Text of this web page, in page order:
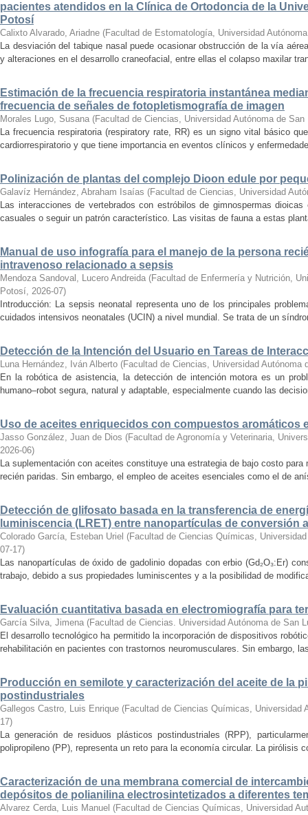
pacientes atendidos en la Clínica de Ortodoncia de la
Potosí
Calixto Alvarado, Ariadne (Facultad de Estomatología, Universidad
La desviación del tabique nasal puede ocasionar obstrucción de la vía
y alteraciones en el desarrollo craneofacial, entre ellas el colapso maxilar
Estimación de la frecuencia respiratoria instantánea
frecuencia de señales de fotopletismografía de imagen
Morales Lugo, Susana (Facultad de Ciencias, Universidad Autónoma de
La frecuencia respiratoria (respiratory rate, RR) es un signo vital básico
cardiorrespiratorio y que tiene importancia en eventos clínicos y
Polinización de plantas del complejo Dioon edule por
Galavíz Hernández, Abraham Isaías (Facultad de Ciencias, Universidad
Las interacciones de vertebrados con estróbilos de gimnospermas
casuales o seguir un patrón característico. Las visitas de fauna a estas
Manual de uso infografía para el manejo de la persona
intravenoso relacionado a sepsis
Mendoza Sandoval, Lucero Andreida (Facultad de Enfermería y Nutrición,
Potosí, 2026-07)
Introducción: La sepsis neonatal representa uno de los principales
cuidados intensivos neonatales (UCIN) a nivel mundial. Se trata de un
Detección de la Intención del Usuario en Tareas de
Luna Hernández, Iván Alberto (Facultad de Ciencias, Universidad Autónoma
En la robótica de asistencia, la detección de intención motora es un
humano–robot segura, natural y adaptable, especialmente cuando las
Uso de aceites enriquecidos con compuestos aromáticos
Jasso González, Juan de Dios (Facultad de Agronomía y Veterinaria,
2026-06)
La suplementación con aceites constituye una estrategia de bajo costo
recién paridas. Sin embargo, el empleo de aceites esenciales como el de
Detección de glifosato basada en la transferencia de
luminiscencia (LRET) entre nanopartículas de conversión
Colorado García, Esteban Uriel (Facultad de Ciencias Químicas,
07-17)
Las nanopartículas de óxido de gadolinio dopadas con erbio (Gd₂O₃:Er)
trabajo, debido a sus propiedades luminiscentes y a la posibilidad de
Evaluación cuantitativa basada en electromiografía para
García Silva, Jimena (Facultad de Ciencias. Universidad Autónoma de San
El desarrollo tecnológico ha permitido la incorporación de dispositivos
rehabilitación en pacientes con trastornos neuromusculares. Sin embargo,
Producción en semilote y caracterización del aceite de la
postindustriales
Gallegos Castro, Luis Enrique (Facultad de Ciencias Químicas, Universidad
17)
La generación de residuos plásticos postindustriales (RPP),
polipropileno (PP), representa un reto para la economía circular. La pirólisis
Caracterización de una membrana comercial de
depósitos de polianilina electrosintetizados a diferentes
Alvarez Cerda, Luis Manuel (Facultad de Ciencias Químicas, Universidad